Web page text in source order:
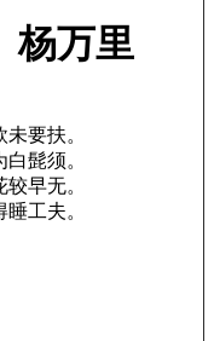
杨万里
要扶。
髭须。
早无。
工夫。